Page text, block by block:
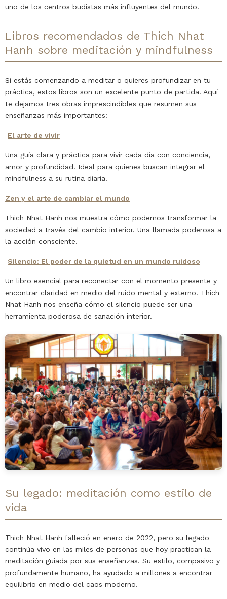
uno de los centros budistas más influyentes del mundo.
Libros recomendados de Thich Nhat
Hanh sobre meditación y mindfulness
Si estás comenzando a meditar o quieres profundizar en tu
práctica, estos libros son un excelente punto de partida. Aquí
te dejamos tres obras imprescindibles que resumen sus
enseñanzas más importantes:
El arte de vivir
Una guía clara y práctica para vivir cada día con conciencia,
amor y profundidad. Ideal para quienes buscan integrar el
mindfulness a su rutina diaria.
Zen y el arte de cambiar el mundo
Thich Nhat Hanh nos muestra cómo podemos transformar la
sociedad a través del cambio interior. Una llamada poderosa a
la acción consciente.
Silencio: El poder de la quietud en un mundo ruidoso
Un libro esencial para reconectar con el momento presente y
encontrar claridad en medio del ruido mental y externo. Thich
Nhat Hanh nos enseña cómo el silencio puede ser una
herramienta poderosa de sanación interior.
Su legado: meditación como estilo de
vida
Thich Nhat Hanh falleció en enero de 2022, pero su legado
continúa vivo en las miles de personas que hoy practican la
meditación guiada por sus enseñanzas. Su estilo, compasivo y
profundamente humano, ha ayudado a millones a encontrar
equilibrio en medio del caos moderno.